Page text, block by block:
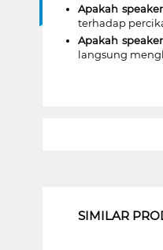
Apakah
terhadap
Apakah
langsung
SIMILAR